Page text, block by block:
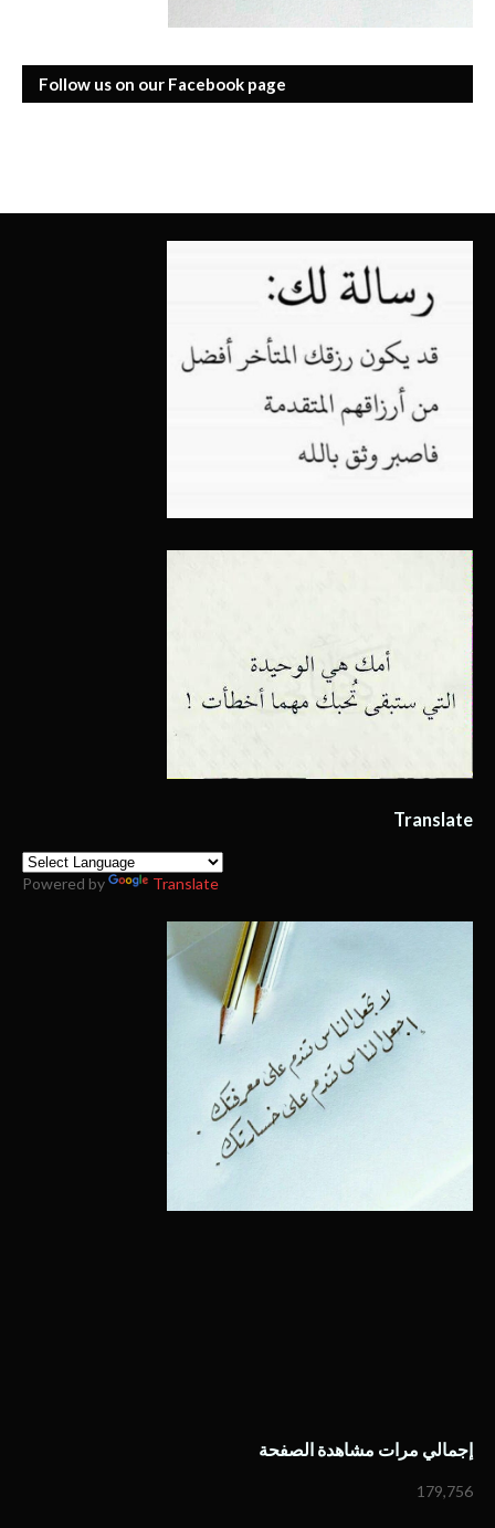
Follow us on our Facebook page
Translate
Powered by Translate
إجمالي مرات مشاهدة الصفحة
179,756